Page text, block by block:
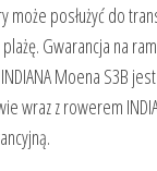
może posłużyć do
Gwarancja na
Moena S3B
wraz z rowerem